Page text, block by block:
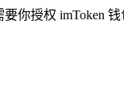
你授权 imToken